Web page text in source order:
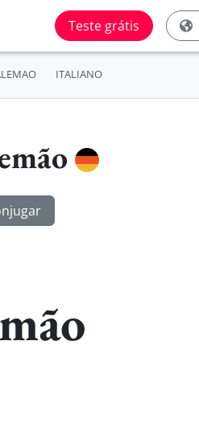
Teste grátis
ITALIANO